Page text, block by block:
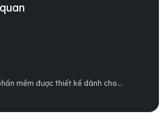
mềm được thiết kế dành cho...